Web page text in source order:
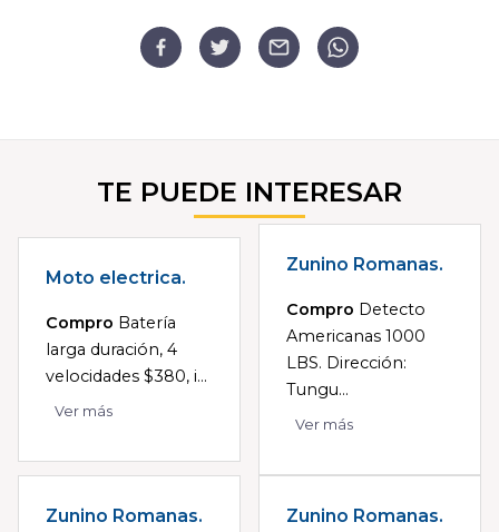
TE PUEDE INTERESAR
Moto electrica.
Compro Batería
larga duración, 4
velocidades $380, i...
Ver más
Zunino Romanas.
Compro Detecto
Americanas 1000
LBS. Dirección:
Tungu...
Ver más
Zunino Romanas. Zunino Romanas.